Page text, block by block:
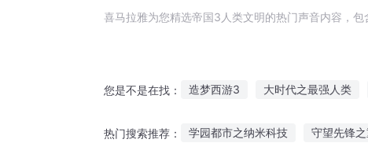
喜马拉雅为您精选帝国3人类文明的热门声音内容，
您是不是在找： 造梦西游3 大时代之最强人类
热门搜索推荐： 学园都市之纳米科技 守望先锋